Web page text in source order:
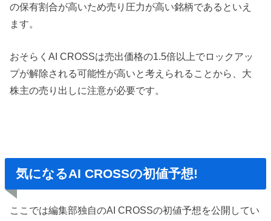
の保有割合が高いため売り圧力が高い銘柄であるといえ
ます。
おそらくAI CROSSは売出価格の1.5倍以上でロックアッ
プが解除される可能性が高いと考えられることから、大
株主の売り出しに注意が必要です。
気になるAI CROSSの初値予想!
ここでは編集部独自のAI CROSSの初値予想を公開してい